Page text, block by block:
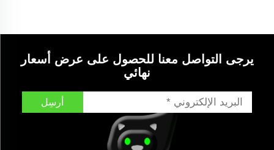
يرجى التواصل معنا للحصول على عرض أسعار
نهائي
أرسِل